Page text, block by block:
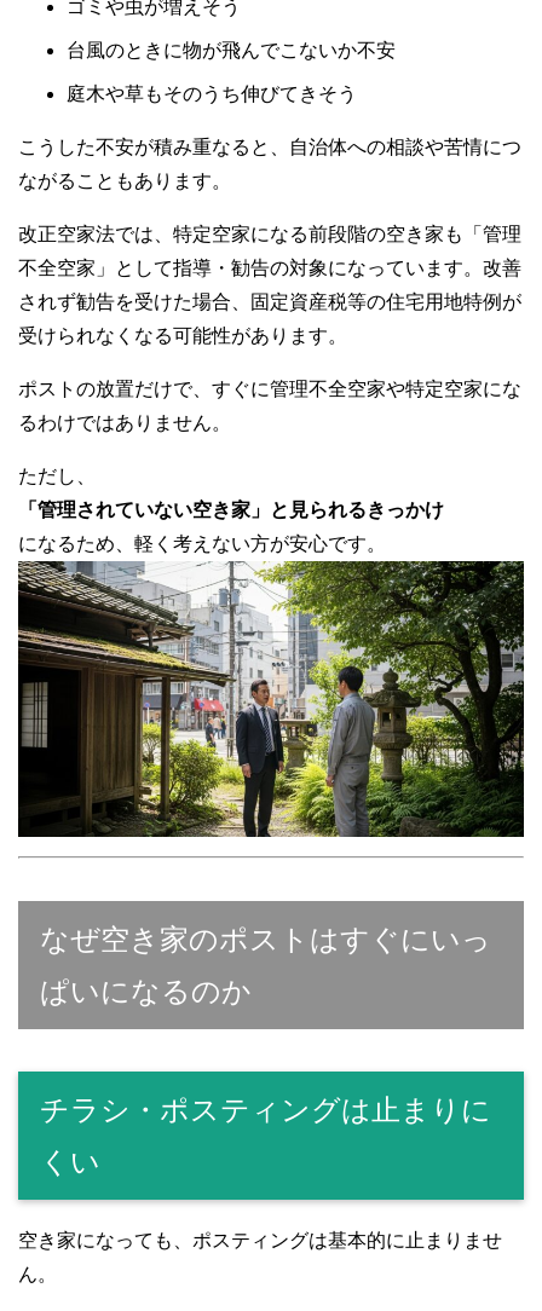
ゴミや虫が増えそう
台風のときに物が飛んでこないか不安
庭木や草もそのうち伸びてきそう
こうした不安が積み重なると、自治体への相談や苦情につ
ながることもあります。
改正空家法では、特定空家になる前段階の空き家も「管理
不全空家」として指導・勧告の対象になっています。改善
されず勧告を受けた場合、固定資産税等の住宅用地特例が
受けられなくなる可能性があります。
ポストの放置だけで、すぐに管理不全空家や特定空家にな
るわけではありません。
ただし、
「管理されていない空き家」と見られるきっかけ
になるため、軽く考えない方が安心です。
なぜ空き家のポストはすぐにいっ
ぱいになるのか
チラシ・ポスティングは止まりに
くい
空き家になっても、ポスティングは基本的に止まりませ
ん。